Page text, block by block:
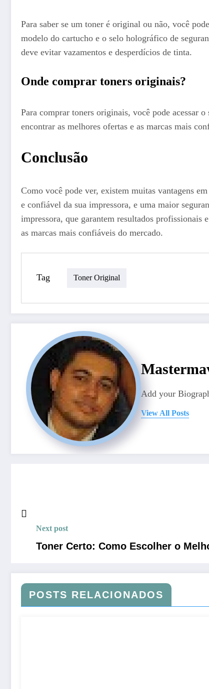
Para saber se um toner é original ou não, você
modelo do cartucho e o selo holográfico de
deve evitar vazamentos e desperdícios de tinta.
Onde comprar toners originais?
Para comprar toners originais, você pode acessar
encontrar as melhores ofertas e as marcas mais
Conclusão
Como você pode ver, existem muitas vantagens
e confiável da sua impressora, e uma maior
impressora, que garantem resultados profissionais
as marcas mais confiáveis do mercado.
Tag Toner Original
Add your
View All Posts
Next post
Toner Certo: Como Escolher o
POSTS RELACIONADOS